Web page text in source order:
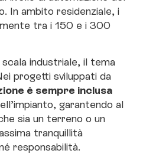
In ambito residenziale, i
tra i 150 e i 300
industriale, il tema
progetti sviluppati da
è sempre inclusa
garantendo al
sia un terreno o un
tranquillità
responsabilità.